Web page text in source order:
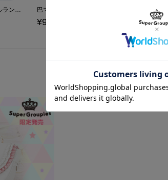
鹿目まどかモデルランジェリーセット ブラジャー ショーツ 下着 魔法少女まどか☆マギカ
¥9,680 ¥2,178